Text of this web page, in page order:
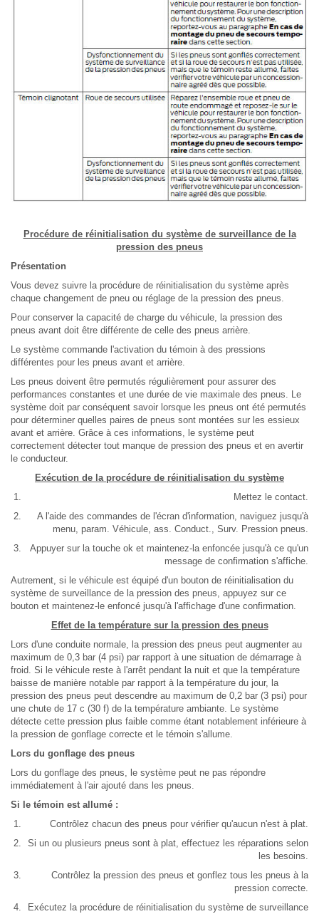
Procédure de réinitialisation du système de surveillance de la
pression des pneus
Présentation
Vous devez suivre la procédure de réinitialisation du système après
chaque changement de pneu ou réglage de la pression des pneus.
Pour conserver la capacité de charge du véhicule, la pression des
pneus avant doit être différente de celle des pneus arrière.
Le système commande l'activation du témoin à des pressions
différentes pour les pneus avant et arrière.
Les pneus doivent être permutés régulièrement pour assurer des
performances constantes et une durée de vie maximale des pneus. Le
système doit par conséquent savoir lorsque les pneus ont été permutés
pour déterminer quelles paires de pneus sont montées sur les essieux
avant et arrière. Grâce à ces informations, le système peut
correctement détecter tout manque de pression des pneus et en avertir
le conducteur.
Exécution de la procédure de réinitialisation du système
Mettez le contact.
A l'aide des commandes de l'écran d'information, naviguez jusqu'à
menu, param. Véhicule, ass. Conduct., Surv. Pression pneus.
Appuyer sur la touche ok et maintenez-la enfoncée jusqu'à ce qu'un
message de confirmation s'affiche.
Autrement, si le véhicule est équipé d'un bouton de réinitialisation du
système de surveillance de la pression des pneus, appuyez sur ce
bouton et maintenez-le enfoncé jusqu'à l'affichage d'une confirmation.
Effet de la température sur la pression des pneus
Lors d'une conduite normale, la pression des pneus peut augmenter au
maximum de 0,3 bar (4 psi) par rapport à une situation de démarrage à
froid. Si le véhicule reste à l'arrêt pendant la nuit et que la température
baisse de manière notable par rapport à la température du jour, la
pression des pneus peut descendre au maximum de 0,2 bar (3 psi) pour
une chute de 17 c (30 f) de la température ambiante. Le système
détecte cette pression plus faible comme étant notablement inférieure à
la pression de gonflage correcte et le témoin s'allume.
Lors du gonflage des pneus
Lors du gonflage des pneus, le système peut ne pas répondre
immédiatement à l'air ajouté dans les pneus.
Si le témoin est allumé :
Contrôlez chacun des pneus pour vérifier qu'aucun n'est à plat.
Si un ou plusieurs pneus sont à plat, effectuez les réparations selon
les besoins.
Contrôlez la pression des pneus et gonflez tous les pneus à la
pression correcte.
Exécutez la procédure de réinitialisation du système de surveillance